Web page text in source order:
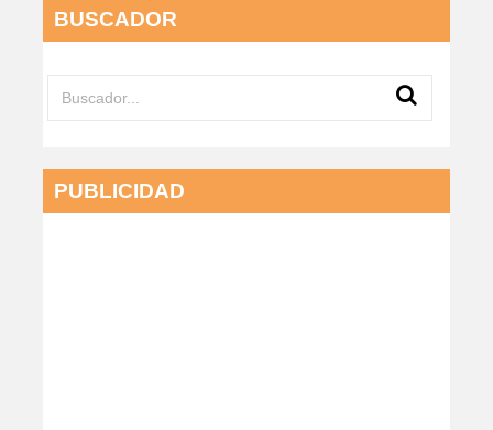
BUSCADOR
PUBLICIDAD